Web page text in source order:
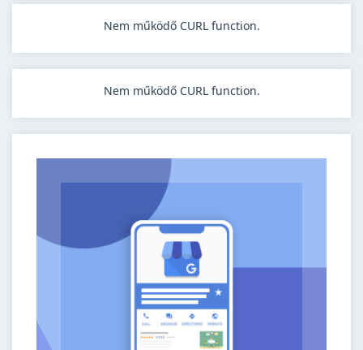
Nem működő CURL function.
Nem működő CURL function.